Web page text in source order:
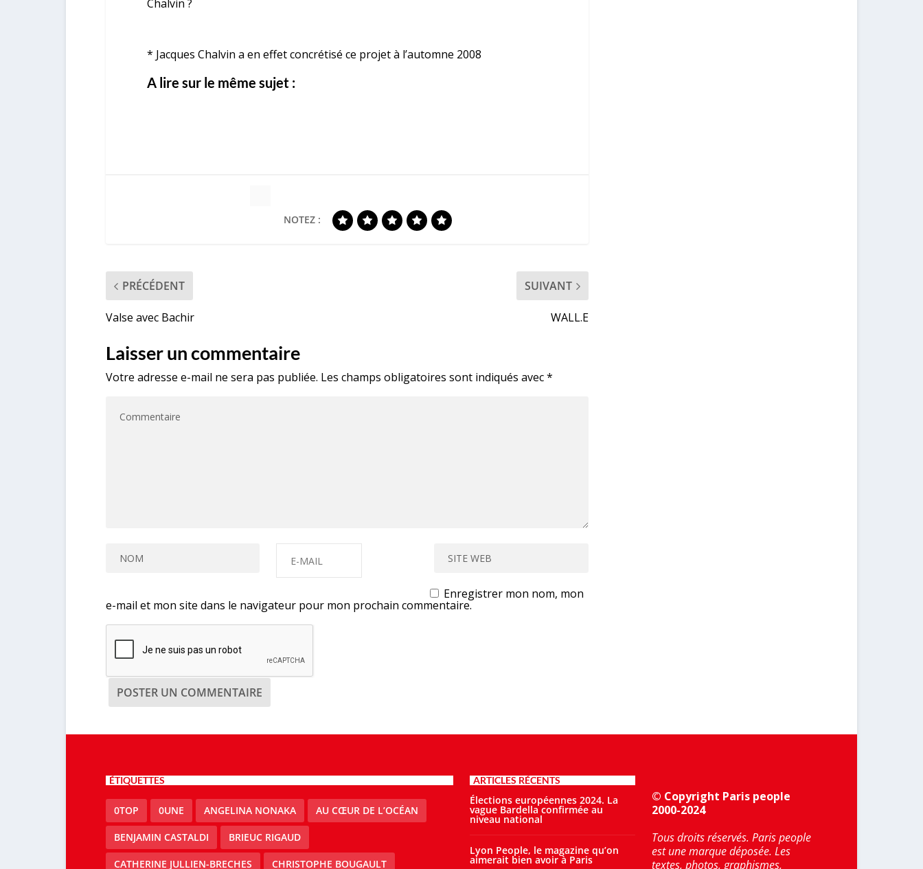
Chalvin ?
* Jacques Chalvin a en effet concrétisé ce projet à l’automne 2008
A lire sur le même sujet :
NOTEZ :
PRÉCÉDENT
Valse avec Bachir
SUIVANT
WALL.E
Laisser un commentaire
Votre adresse e-mail ne sera pas publiée. Les champs obligatoires sont indiqués avec*
Enregistrer mon nom, mon
e-mail et mon site dans le navigateur pour mon prochain commentaire.
ÉTIQUETTES
0TOP 0UNE ANGELINA NONAKA AU CŒUR DE L’OCÉAN
BENJAMIN CASTALDI BRIEUC RIGAUD
CATHERINE JULLIEN-BRECHES CHRISTOPHE BOUGAULT
ARTICLES RÉCENTS
Élections européennes 2024. La
vague Bardella confirmée au
niveau national
Lyon People, le magazine qu’on
aimerait bien avoir à Paris
© Copyright Paris people
2000-2024
Tous droits réservés. Paris people
est une marque déposée. Les
textes, photos, graphismes,